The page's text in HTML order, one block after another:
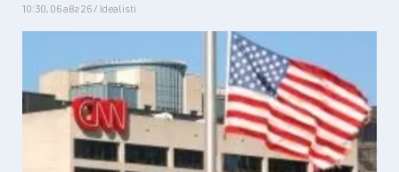
10:30, 06 авг 26 / Idealisti